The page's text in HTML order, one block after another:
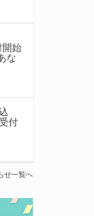
開始
な
付
せ一覧へ